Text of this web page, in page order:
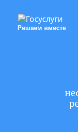
Решаем вместе